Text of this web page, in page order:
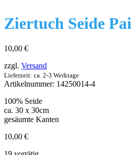
Ziertuch Seide
10,00 €
zzgl. Versand
Lieferzeit: ca. 2-3 Werktage
Artikelnummer: 14250014-4
100% Seide
ca. 30 x 30cm
gesäumte Kanten
10,00 €